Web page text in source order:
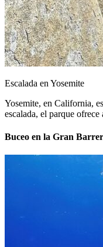
Escalada en Yosemite
Yosemite, en California,
escalada, el parque
Buceo en la Gran